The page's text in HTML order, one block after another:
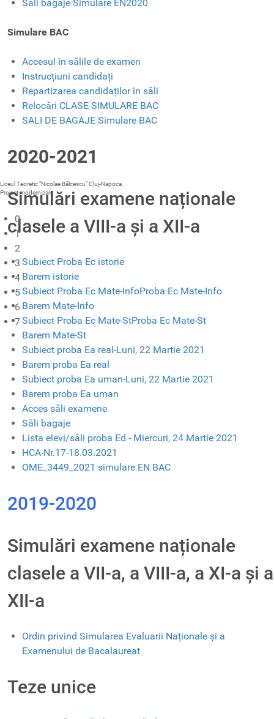
Liceul Teoretic "Nicolae Bălcescu" Cluj-Napoca
Proiect modernizare
0
1
2
3
4
5
6
7
Săli bagaje Simulare EN2020
Simulare BAC
Accesul în sălile de examen
Instrucțiuni candidați
Repartizarea candidaților în săli
Relocări CLASE SIMULARE BAC
SALI DE BAGAJE Simulare BAC
2020-2021
Simulări examene naționale
clasele a VIII-a și a XII-a
Subiect Proba Ec istorie
Barem istorie
Subiect Proba Ec Mate-InfoProba Ec Mate-Info
Barem Mate-Info
Subiect Proba Ec Mate-StProba Ec Mate-St
Barem Mate-St
Subiect proba Ea real-Luni, 22 Martie 2021
Barem proba Ea real
Subiect proba Ea uman-Luni, 22 Martie 2021
Barem proba Ea uman
Acces săli examene
Săli bagaje
Lista elevi/săli proba Ed - Miercuri, 24 Martie 2021
HCA-Nr.17-18.03.2021
OME_3449_2021 simulare EN BAC
2019-2020
Simulări examene naționale
clasele a VII-a, a VIII-a, a XI-a și a
XII-a
Ordin privind Simularea Evaluarii Naționale și a
Examenului de Bacalaureat
Teze unice